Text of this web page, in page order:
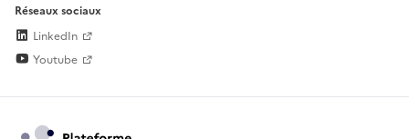
Réseaux sociaux
LinkedIn
Youtube